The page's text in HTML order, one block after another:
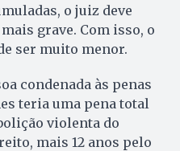
o juiz deve
grave. Com isso, o
ser muito menor.
condenada às penas
teria uma pena total
violenta do
mais 12 anos pelo